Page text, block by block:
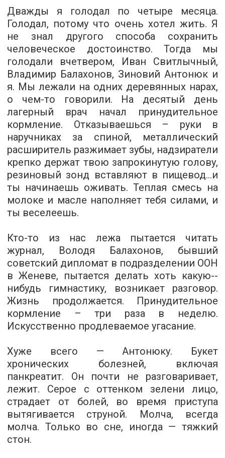
Дважды я голодал по четыре месяца.
Голодал, потому что очень хотел жить. Я
не знал другого способа сохранить
человеческое достоинство. Тогда мы
голодали вчетвером, Иван Свитлычный,
Владимир Балахонов, Зиновий Антонюк и
я. Мы лежали на одних деревянных нарах,
о чем­-то говорили. На десятый день
лагерный врач начал принудительное
кормление. Отказываешься – руки в
наручниках за спиной, металлический
расширитель разжимает зубы, надзиратели
крепко держат твою запрокинутую голову,
резиновый зонд вставляют в пищевод...и
ты начинаешь оживать. Теплая смесь на
молоке и масле наполняет тебя силами, и
ты веселеешь.
Кто­-то из нас лежа пытается читать
журнал, Володя Балахонов, бывший
советский дипломат в подразделении ООН
в Женеве, пытается делать хоть какую-­
нибудь гимнастику, возникает разговор.
Жизнь продолжается. Принудительное
кормление – три раза в неделю.
Искусственно продлеваемое угасание.
Хуже всего — Антонюку. Букет
хронических болезней, включая
панкреатит. Он почти не разговаривает,
лежит. Серое с оттенком зелени лицо,
страдает от болей, во время приступа
вытягивается струной. Молча, всегда
молча. Только во сне, иногда — тяжкий
стон.